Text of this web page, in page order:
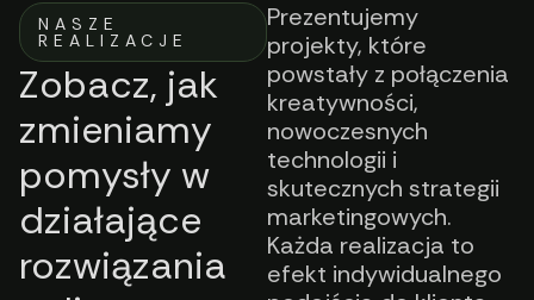
NASZE
REALIZACJE
Zobacz, jak
zmieniamy
pomysły w
działające
rozwiązania
Prezentujemy
projekty, które
powstały z połączenia
kreatywności,
nowoczesnych
technologii i
skutecznych strategii
marketingowych.
Każda realizacja to
efekt indywidualnego